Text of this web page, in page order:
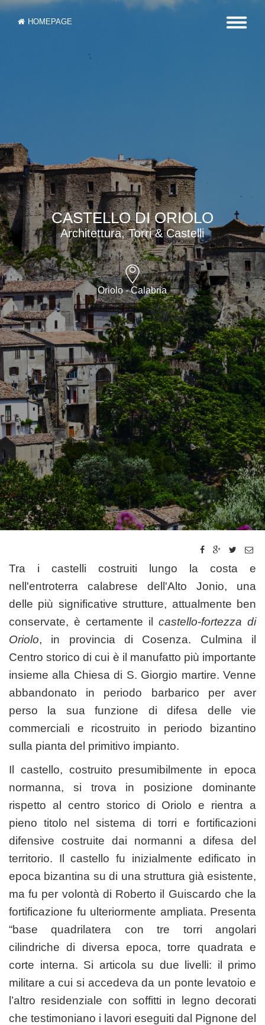
HOMEPAGE
CASTELLO DI ORIOLO
Architettura, Torri & Castelli
Oriolo - Calabria
Tra i castelli costruiti lungo la costa e
nell'entroterra calabrese dell'Alto Jonio, una
delle più significative strutture, attualmente ben
conservate, è certamente il castello-fortezza di
Oriolo, in provincia di Cosenza. Culmina il
Centro storico di cui è il manufatto più importante
insieme alla Chiesa di S. Giorgio martire. Venne
abbandonato in periodo barbarico per aver
perso la sua funzione di difesa delle vie
commerciali e ricostruito in periodo bizantino
sulla pianta del primitivo impianto.
Il castello, costruito presumibilmente in epoca
normanna, si trova in posizione dominante
rispetto al centro storico di Oriolo e rientra a
pieno titolo nel sistema di torri e fortificazioni
difensive costruite dai normanni a difesa del
territorio. Il castello fu inizialmente edificato in
epoca bizantina su di una struttura già esistente,
ma fu per volontà di Roberto il Guiscardo che la
fortificazione fu ulteriormente ampliata. Presenta
“base quadrilatera con tre torri angolari
cilindriche di diversa epoca, torre quadrata e
corte interna. Si articola su due livelli: il primo
militare a cui si accedeva da un ponte levatoio e
l’altro residenziale con soffitti in legno decorati
che testimoniano i lavori eseguiti dal Pignone del